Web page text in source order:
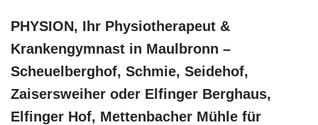
PHYSION, Ihr Physiotherapeut &
Krankengymnast in Maulbronn –
Scheuelberghof, Schmie, Seidehof,
Zaisersweiher oder Elfinger Berghaus,
Elfinger Hof, Mettenbacher Mühle für